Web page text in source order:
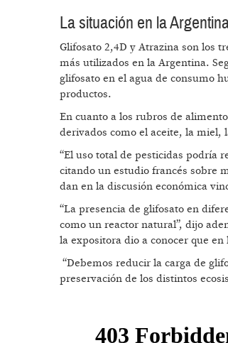
La situación en la
Glifosato 2,4D y Atrazina son los
más utilizados en la Argentina.
glifosato en el agua de consumo
productos.
En cuanto a los rubros de
derivados como el aceite, la miel,
“El uso total de pesticidas podría
citando un estudio francés sobre
dan en la discusión económica
“La presencia de glifosato en
como un reactor natural”, dijo
la expositora dio a conocer que
“Debemos reducir la carga de
preservación de los distintos